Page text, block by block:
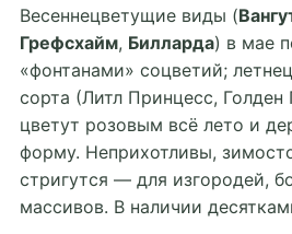
Весеннецветущие виды (
Грефсхайм, Билларда) в мае
«фонтанами» соцветий;
сорта (Литл Принцесс, Голден
цветут розовым всё лето и
форму. Неприхотливы,
стригутся — для изгородей,
массивов. В наличии